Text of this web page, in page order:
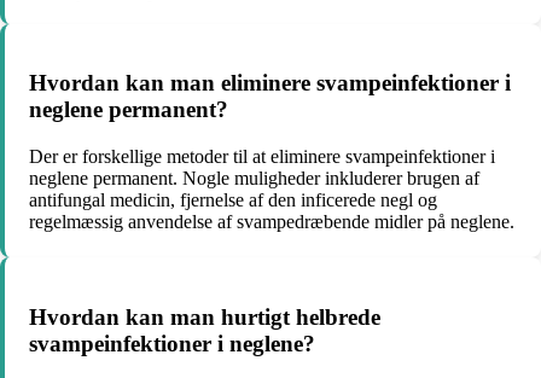
Hvordan kan man eliminere svampeinfektioner i
neglene permanent?
Der er forskellige metoder til at eliminere svampeinfektioner i
neglene permanent. Nogle muligheder inkluderer brugen af ​​
antifungal medicin, fjernelse af den inficerede negl og
regelmæssig anvendelse af svampedræbende midler på neglene.
Hvordan kan man hurtigt helbrede
svampeinfektioner i neglene?